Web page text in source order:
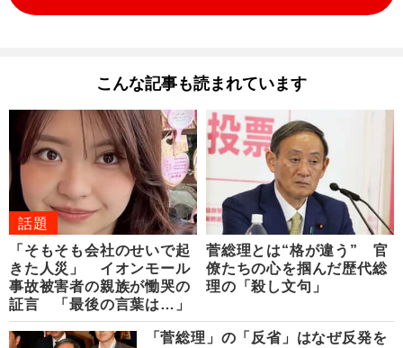
こんな記事も読まれています
話題
「そもそも会社のせいで起
きた人災」 イオンモール
事故被害者の親族が慟哭の
証言 「最後の言葉は…」
菅総理とは“格が違う” 官
僚たちの心を掴んだ歴代総
理の「殺し文句」
「菅総理」の「反省」はなぜ反発を